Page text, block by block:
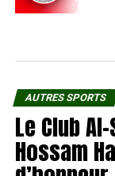
AUTRES SPORTS
Le Club
Hossam